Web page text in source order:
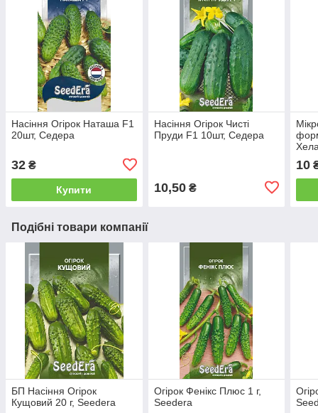
Насіння Огірок Наташа F1
20шт, Седера
32 ₴
Купити
Насіння Огірок Чисті
Пруди F1 10шт, Седера
10,50₴
10
Подібні товари компанії
БП Насіння Огірок
Кущовий 20 г, Seedera
Огірок Фенікс Плюс 1 г,
Seedera